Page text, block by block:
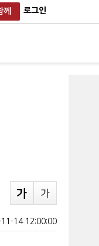
께 로그인
14 12:00:00